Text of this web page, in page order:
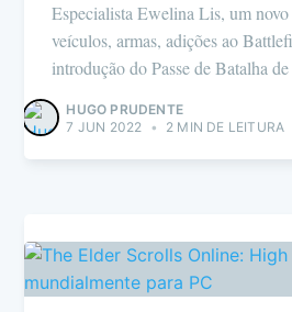
Especialista Ewelina Lis, um
veículos, armas, adições ao
introdução do Passe de Batalha
HUGO PRUDENTE
7 JUN 2022 • 2 MIN DE LEITURA